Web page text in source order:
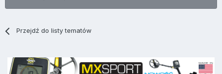
Przejdź do listy tematów